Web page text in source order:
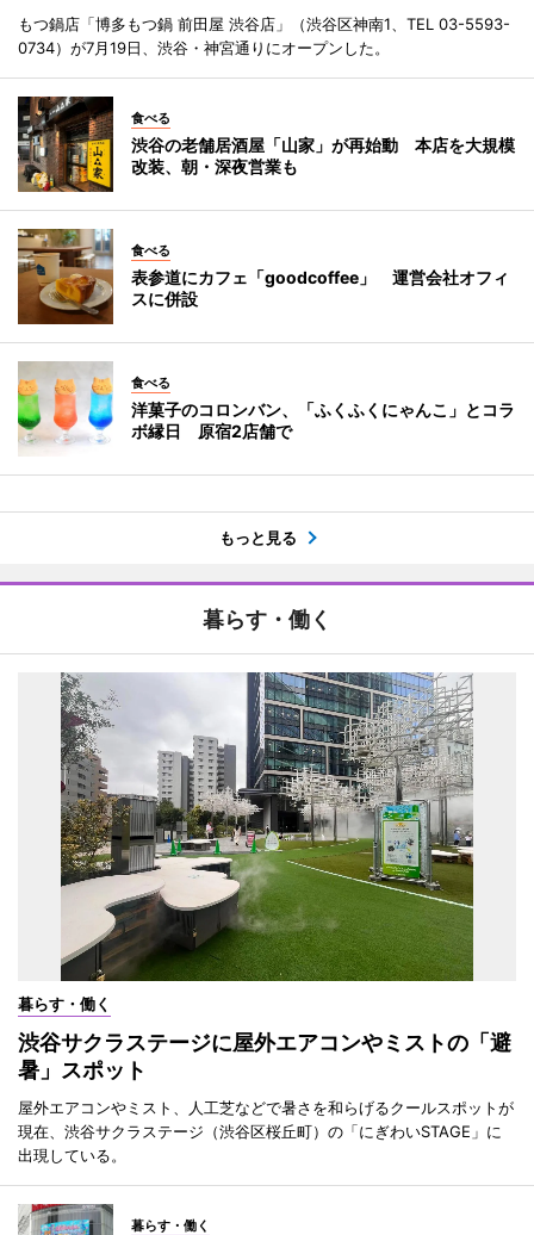
もつ鍋店「博多もつ鍋 前田屋 渋谷店」（渋谷区神南1、TEL 03-5593-
0734）が7月19日、渋谷・神宮通りにオープンした。
食べる
渋谷の老舗居酒屋「山家」が再始動 本店を大規模
改装、朝・深夜営業も
食べる
表参道にカフェ「goodcoffee」 運営会社オフィ
スに併設
食べる
洋菓子のコロンバン、「ふくふくにゃんこ」とコラ
ボ縁日 原宿2店舗で
もっと見る
暮らす・働く
暮らす・働く
渋谷サクラステージに屋外エアコンやミストの「避
暑」スポット
屋外エアコンやミスト、人工芝などで暑さを和らげるクールスポットが
現在、渋谷サクラステージ（渋谷区桜丘町）の「にぎわいSTAGE」に
出現している。
暮らす・働く